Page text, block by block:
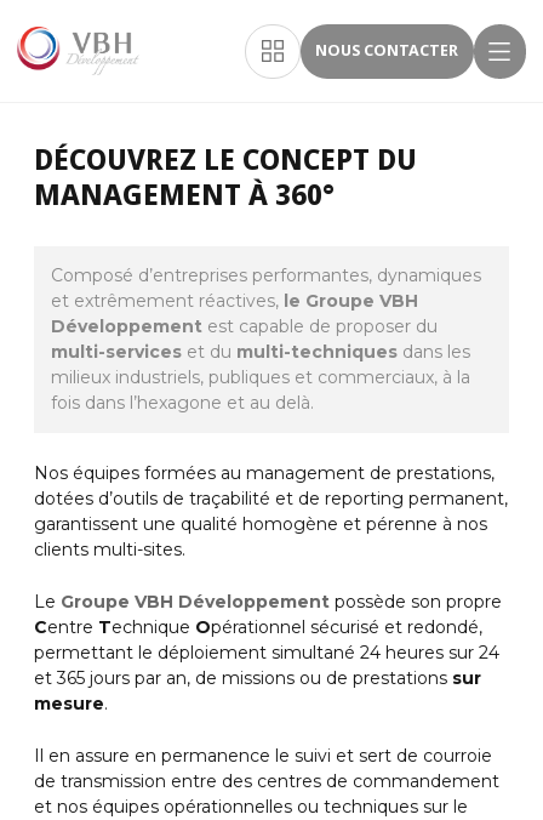
NOUS CONTACTER
DÉCOUVREZ LE CONCEPT DU
MANAGEMENT À 360°
Composé d’entreprises performantes, dynamiques
et extrêmement réactives, le Groupe VBH
Développement est capable de proposer du
multi-services et du multi-techniques dans les
milieux industriels, publiques et commerciaux, à la
fois dans l’hexagone et au delà.
Nos équipes formées au management de prestations,
dotées d’outils de traçabilité et de reporting permanent,
garantissent une qualité homogène et pérenne à nos
clients multi-sites.
Le Groupe VBH Développement possède son propre
Centre Technique Opérationnel sécurisé et redondé,
permettant le déploiement simultané 24 heures sur 24
et 365 jours par an, de missions ou de prestations sur
mesure.
Il en assure en permanence le suivi et sert de courroie
de transmission entre des centres de commandement
et nos équipes opérationnelles ou techniques sur le